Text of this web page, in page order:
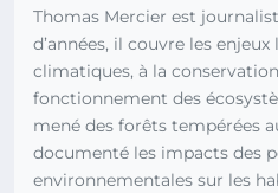
Thomas Mercier est
d’années, il couvre les
climatiques, à la
fonctionnement des
mené des forêts tempérées
documenté les impacts des
environnementales sur les